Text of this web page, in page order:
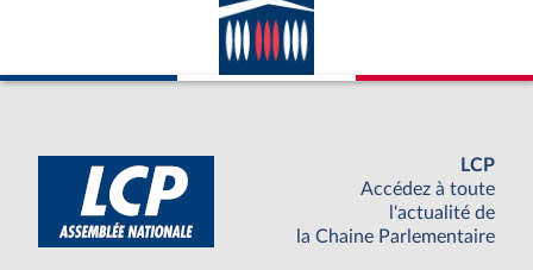
LCP
Accédez à toute
l'actualité de
la Chaine Parlementaire